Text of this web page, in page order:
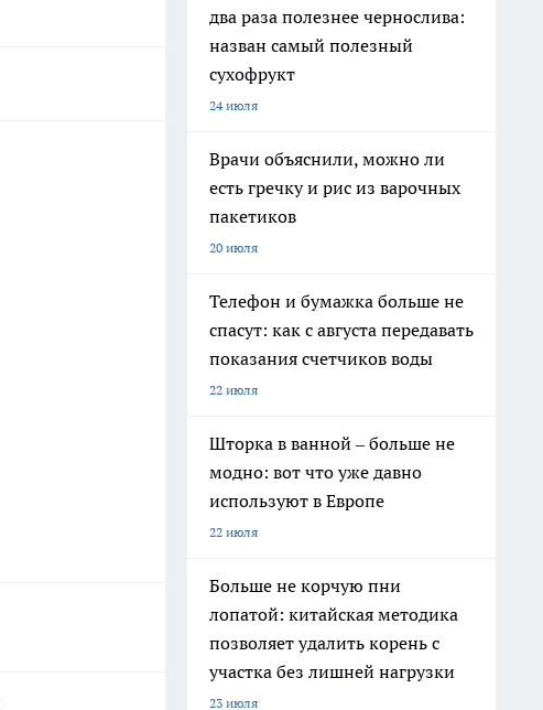
два раза полезнее чернослива:
назван самый полезный
сухофрукт
24 июля
Врачи объяснили, можно ли
есть гречку и рис из варочных
пакетиков
20 июля
Телефон и бумажка больше не
спасут: как с августа передавать
показания счетчиков воды
22 июля
Шторка в ванной – больше не
модно: вот что уже давно
используют в Европе
22 июля
Больше не корчую пни
лопатой: китайская методика
позволяет удалить корень с
участка без лишней нагрузки
23 июля